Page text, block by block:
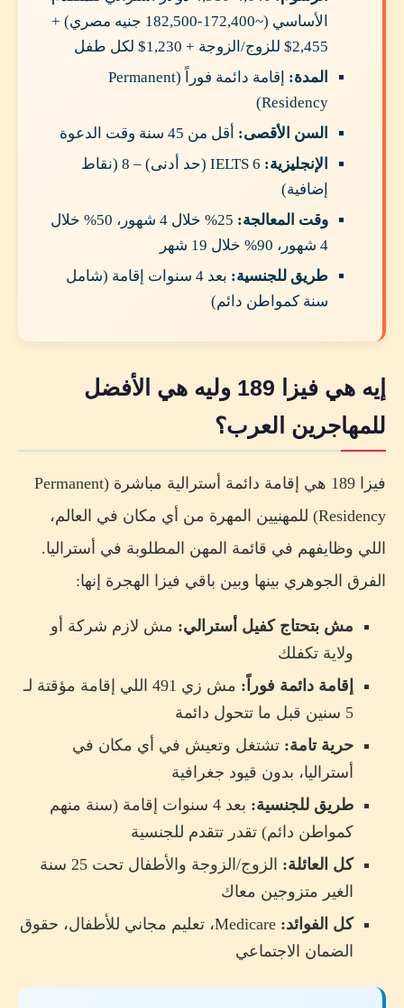
الأساسي (~172,400-182,500 جنيه مصري) +
2,455$ للزوج/الزوجة + 1,230$ لكل طفل
المدة:
إقامة دائمة فوراً (Permanent
Residency)
السن الأقصى: أقل من 45 سنة وقت الدعوة
الإنجليزية:
IELTS 6 (حد أدنى) – 8 (نقاط
إضافية)
وقت المعالجة:
25% خلال 4 شهور، 50% خلال
4 شهور، 90% خلال 19 شهر
طريق للجنسية:
بعد 4 سنوات إقامة (شامل
سنة كمواطن دائم)
إيه هي فيزا 189 وليه هي الأفضل
للمهاجرين العرب؟
فيزا 189 هي إقامة دائمة أسترالية مباشرة (Permanent
Residency) للمهنيين المهرة من أي مكان في العالم،
اللي وظايفهم في قائمة المهن المطلوبة في أستراليا.
الفرق الجوهري بينها وبين باقي فيزا الهجرة إنها:
مش بتحتاج كفيل أسترالي: مش لازم شركة أو
ولاية تكفلك
إقامة دائمة فوراً:
مش زي 491 اللي إقامة مؤقتة لـ
5 سنين قبل ما تتحول دائمة
حرية تامة: تشتغل وتعيش في أي مكان في
أستراليا، بدون قيود جغرافية
طريق للجنسية:
بعد 4 سنوات إقامة (سنة منهم
كمواطن دائم) تقدر تتقدم للجنسية
كل العائلة:
الزوج/الزوجة والأطفال تحت 25 سنة
الغير متزوجين معاك
كل الفوائد:
Medicare، تعليم مجاني للأطفال، حقوق
الضمان الاجتماعي